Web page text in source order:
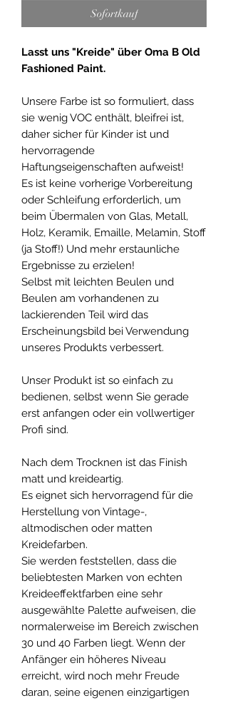
Sofortkauf
Lasst uns "Kreide" über Oma B Old
Fashioned Paint.
Unsere Farbe ist so formuliert, dass
sie wenig VOC enthält, bleifrei ist,
daher sicher für Kinder ist und
hervorragende
Haftungseigenschaften aufweist!
Es ist keine vorherige Vorbereitung
oder Schleifung erforderlich, um
beim Übermalen von Glas, Metall,
Holz, Keramik, Emaille, Melamin, Stoff
(ja Stoff!) Und mehr erstaunliche
Ergebnisse zu erzielen!
Selbst mit leichten Beulen und
Beulen am vorhandenen zu
lackierenden Teil wird das
Erscheinungsbild bei Verwendung
unseres Produkts verbessert.
Unser Produkt ist so einfach zu
bedienen, selbst wenn Sie gerade
erst anfangen oder ein vollwertiger
Profi sind.
Nach dem Trocknen ist das Finish
matt und kreideartig.
Es eignet sich hervorragend für die
Herstellung von Vintage-,
altmodischen oder matten
Kreidefarben.
Sie werden feststellen, dass die
beliebtesten Marken von echten
Kreideeffektfarben eine sehr
ausgewählte Palette aufweisen, die
normalerweise im Bereich zwischen
30 und 40 Farben liegt. Wenn der
Anfänger ein höheres Niveau
erreicht, wird noch mehr Freude
daran, seine eigenen einzigartigen